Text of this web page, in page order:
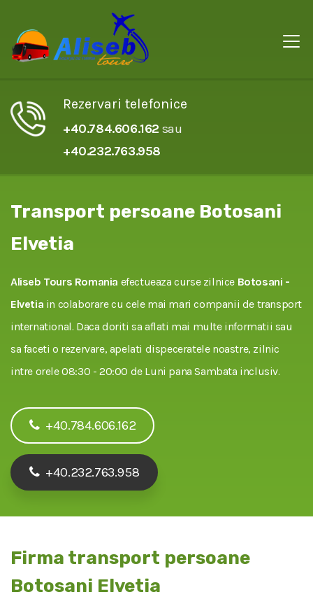
Rezervari telefonice
+40.784.606.162 sau
+40.232.763.958
Transport persoane Botosani
Elvetia
Aliseb Tours Romania efectueaza curse zilnice Botosani -
Elvetia in colaborare cu cele mai mari companii de transport
international. Daca doriti sa aflati mai multe informatii sau
sa faceti o rezervare, apelati dispeceratele noastre, zilnic
intre orele 08:30 - 20:00 de Luni pana Sambata inclusiv.
+40.784.606.162
+40.232.763.958
Firma transport persoane
Botosani Elvetia